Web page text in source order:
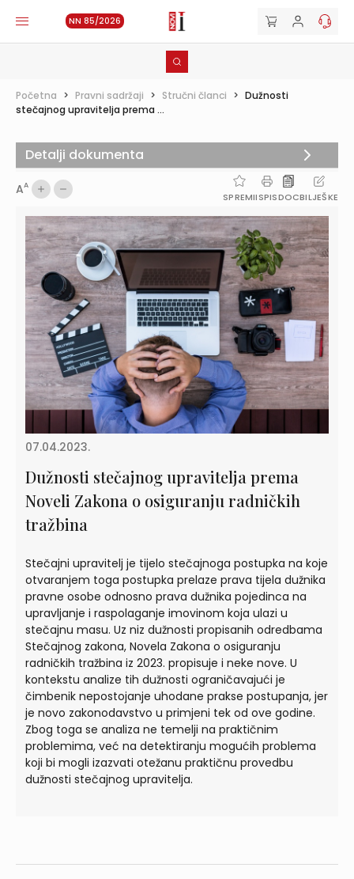
NN 85/2026
Početna > Pravni sadržaji > Stručni članci > Dužnosti
stečajnog upravitelja prema ...
AA
SPREMIISPISDOCBILJEŠKE
07.04.2023.
Dužnosti stečajnog upravitelja prema
Noveli Zakona o osiguranju radničkih
tražbina
Stečajni upravitelj je tijelo stečajnoga postupka na koje
otvaranjem toga postupka prelaze prava tijela dužnika
pravne osobe odnosno prava dužnika pojedinca na
upravljanje i raspolaganje imovinom koja ulazi u
stečajnu masu. Uz niz dužnosti propisanih odredbama
Stečajnog zakona, Novela Zakona o osiguranju
radničkih tražbina iz 2023. propisuje i neke nove. U
kontekstu analize tih dužnosti ograničavajući je
čimbenik nepostojanje uhodane prakse postupanja, jer
je novo zakonodavstvo u primjeni tek od ove godine.
Zbog toga se analiza ne temelji na praktičnim
problemima, već na detektiranju mogućih problema
koji bi mogli izazvati otežanu praktičnu provedbu
dužnosti stečajnog upravitelja.
Detalji dokumenta